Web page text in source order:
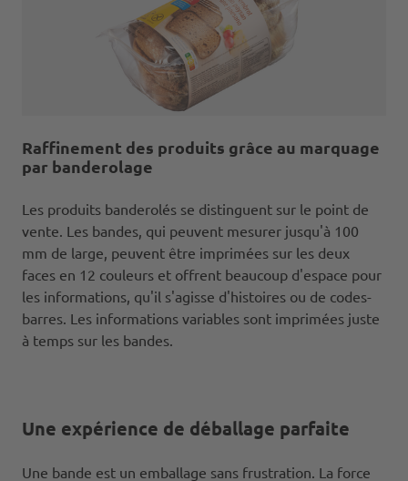
Raffinement des produits grâce au marquage
par banderolage
Les produits banderolés se distinguent sur le point de
vente. Les bandes, qui peuvent mesurer jusqu'à 100
mm de large, peuvent être imprimées sur les deux
faces en 12 couleurs et offrent beaucoup d'espace pour
les informations, qu'il s'agisse d'histoires ou de codes-
barres. Les informations variables sont imprimées juste
à temps sur les bandes.
Une expérience de déballage parfaite
Une bande est un emballage sans frustration. La force